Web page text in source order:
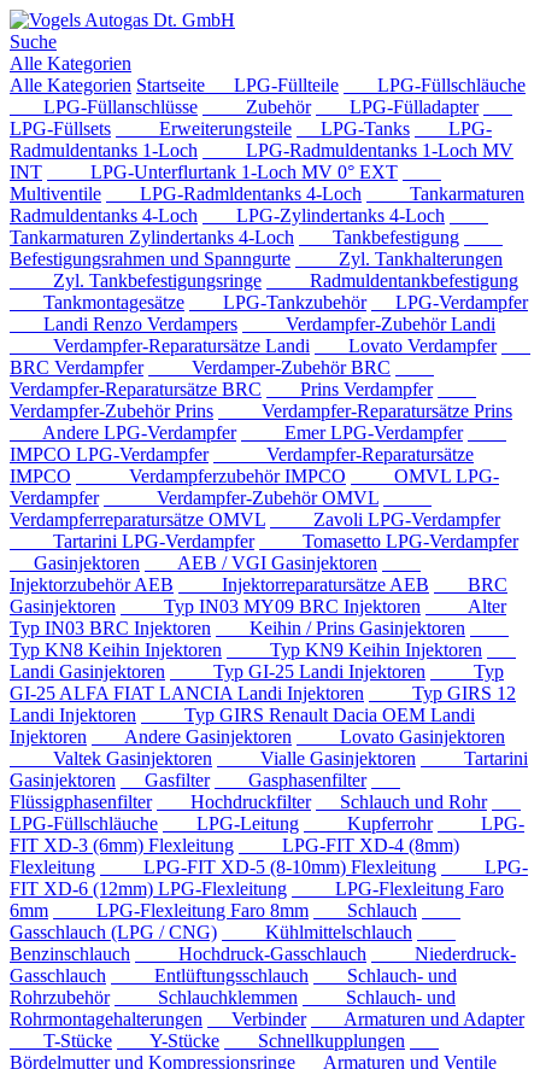
Suche
Alle Kategorien
Alle Kategorien Startseite LPG-Füllteile
LPG-Füllschläuche
LPG-Füllanschlüsse
Zubehör
LPG-Fülladapter
LPG-Füllsets
Erweiterungsteile LPG-Tanks
LPG-
Radmuldentanks 1-Loch
LPG-Radmuldentanks 1-Loch MV
INT
LPG-Unterflurtank 1-Loch MV 0° EXT
Multiventile
LPG-Radmldentanks 4-Loch
Tankarmaturen
Radmuldentanks 4-Loch
LPG-Zylindertanks 4-Loch
Tankarmaturen Zylindertanks 4-Loch
Tankbefestigung
Befestigungsrahmen und Spanngurte
Zyl. Tankhalterungen
Zyl. Tankbefestigungsringe
Radmuldentankbefestigung
Tankmontagesätze
LPG-Tankzubehör
LPG-Verdampfer
Landi Renzo Verdampers
Verdampfer-Zubehör Landi
Verdampfer-Reparatursätze Landi
Lovato Verdampfer
BRC Verdampfer
Verdamper-Zubehör BRC
Verdampfer-Reparatursätze BRC
Prins Verdampfer
Verdampfer-Zubehör Prins
Verdampfer-Reparatursätze Prins
Andere LPG-Verdampfer
Emer LPG-Verdampfer
IMPCO LPG-Verdampfer
Verdampfer-Reparatursätze
IMPCO
Verdampferzubehör IMPCO
OMVL LPG-
Verdampfer
Verdampfer-Zubehör OMVL
Verdampferreparatursätze OMVL
Zavoli LPG-Verdampfer
Tartarini LPG-Verdampfer
Tomasetto LPG-Verdampfer
Gasinjektoren
AEB / VGI Gasinjektoren
Injektorzubehör AEB
Injektorreparatursätze AEB
BRC
Gasinjektoren
Typ IN03 MY09 BRC Injektoren
Alter
Typ IN03 BRC Injektoren
Keihin / Prins Gasinjektoren
Typ KN8 Keihin Injektoren
Typ KN9 Keihin Injektoren
Landi Gasinjektoren
Typ GI-25 Landi Injektoren
Typ
GI-25 ALFA FIAT LANCIA Landi Injektoren
Typ GIRS 12
Landi Injektoren
Typ GIRS Renault Dacia OEM Landi
Injektoren
Andere Gasinjektoren
Lovato Gasinjektoren
Valtek Gasinjektoren
Vialle Gasinjektoren
Tartarini
Gasinjektoren
Gasfilter
Gasphasenfilter
Flüssigphasenfilter
Hochdruckfilter
Schlauch und Rohr
LPG-Füllschläuche
LPG-Leitung Kupferrohr
LPG-
FIT XD-3 (6mm) Flexleitung
LPG-FIT XD-4 (8mm)
Flexleitung
LPG-FIT XD-5 (8-10mm) Flexleitung
LPG-
FIT XD-6 (12mm) LPG-Flexleitung
LPG-Flexleitung Faro
6mm
LPG-Flexleitung Faro 8mm
Schlauch
Gasschlauch (LPG / CNG)
Kühlmittelschlauch
Benzinschlauch
Hochdruck-Gasschlauch
Niederdruck-
Gasschlauch
Entlüftungsschlauch
Schlauch- und
Rohrzubehör
Schlauchklemmen
Schlauch- und
Rohrmontagehalterungen
Verbinder
Armaturen und Adapter
T-Stücke
Y-Stücke
Schnellkupplungen
Bördelmutter und Kompressionsringe
Armaturen und Ventile